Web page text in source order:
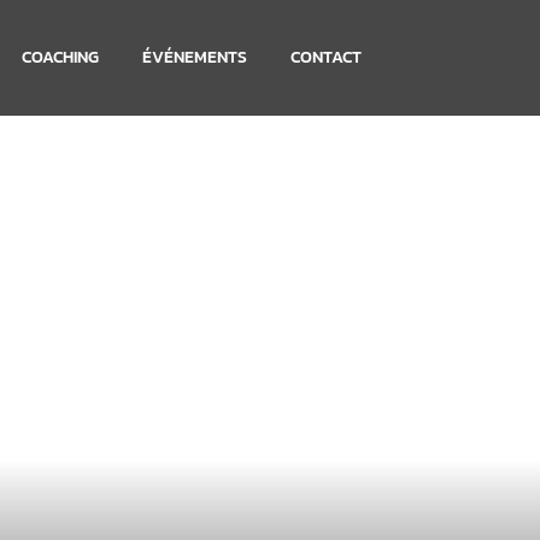
COACHING ÉVÉNEMENTS CONTACT